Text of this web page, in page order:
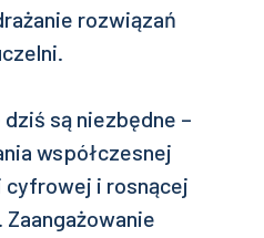
rozwiązań
są niezbędne –
współczesnej
i rosnącej